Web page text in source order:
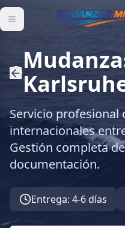
Servicio profesional
internacionales
Gestión completa
documentación.
Entrega: 4-6 días